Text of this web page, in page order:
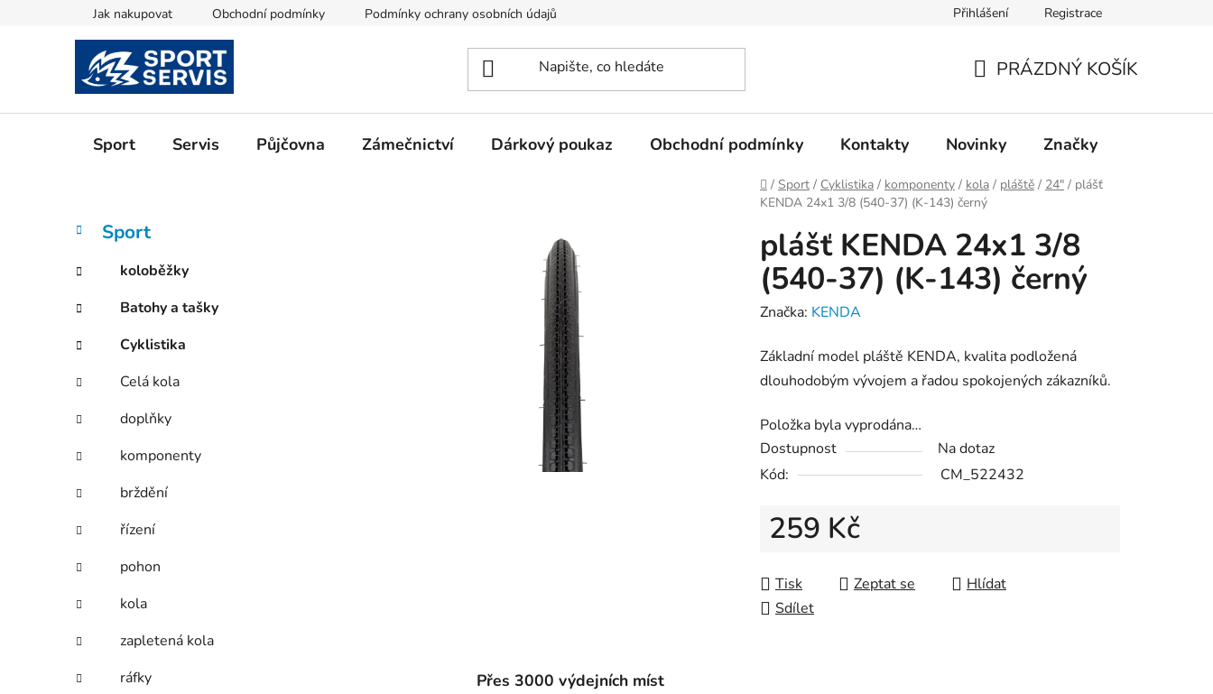
Jak nakupovat Obchodní podmínky Podmínky ochrany osobních údajů Přihlášení Registrace
KOŠÍK
PRÁZDNÝ KOŠÍK
Sport Servis Půjčovna Zámečnictví Dárkový poukaz Obchodní podmínky Kontakty Novinky Značky
Domů
/ Sport / Cyklistika / komponenty / kola / pláště / 24" / plášť
KENDA 24x1 3/8 (540-37) (K-143) černý
P
s
r
a
n
í
a
e
l
Přeskočit
kategorie
K
a
e
g
o
r
e
Sport
koloběžky
Batohy a tašky
Cyklistika
Celá kola
doplňky
komponenty
brždění
řízení
pohon
kola
zapletená kola
ráfky
plášť KENDA 24x1 3/8
(540-37) (K-143) černý
Značka: KENDA
Základní model pláště KENDA, kvalita podložená
dlouhodobým vývojem a řadou spokojených zákazníků.
Položka byla vyprodána…
Dostupnost
Na dotaz
Kód:
CM_522432
259 Kč
Tisk
Zeptat se
Hlídat
Sdílet
Přes 3000 výdejních míst